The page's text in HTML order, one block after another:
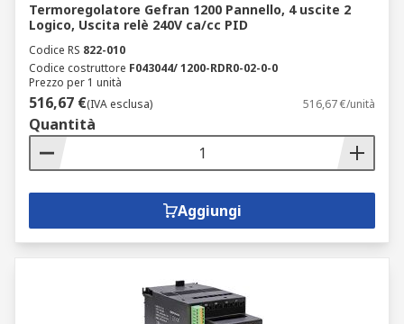
Termoregolatore Gefran 1200 Pannello, 4 uscite 2
Logico, Uscita relè 240V ca/cc PID
Codice RS 822-010
Codice costruttore F043044/ 1200-RDR0-02-0-0
Prezzo per 1 unità
516,67 €(IVA esclusa) 516,67 €/unità
Quantità
Aggiungi